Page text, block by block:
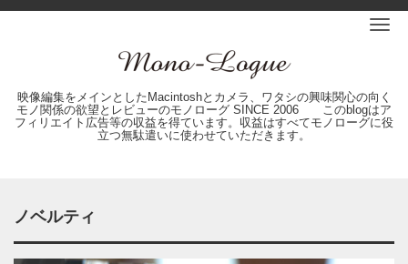
映像編集をメインとしたMacintoshとカメラ、ワタシの興味関心の向く
モノ関係の欲望とレビューのモノローグ SINCE 2006 このblogはア
フィリエイト広告等の収益を得ています。収益はすべてモノローグに役
立つ無駄遣いに使わせていただきます。
ノベルティ